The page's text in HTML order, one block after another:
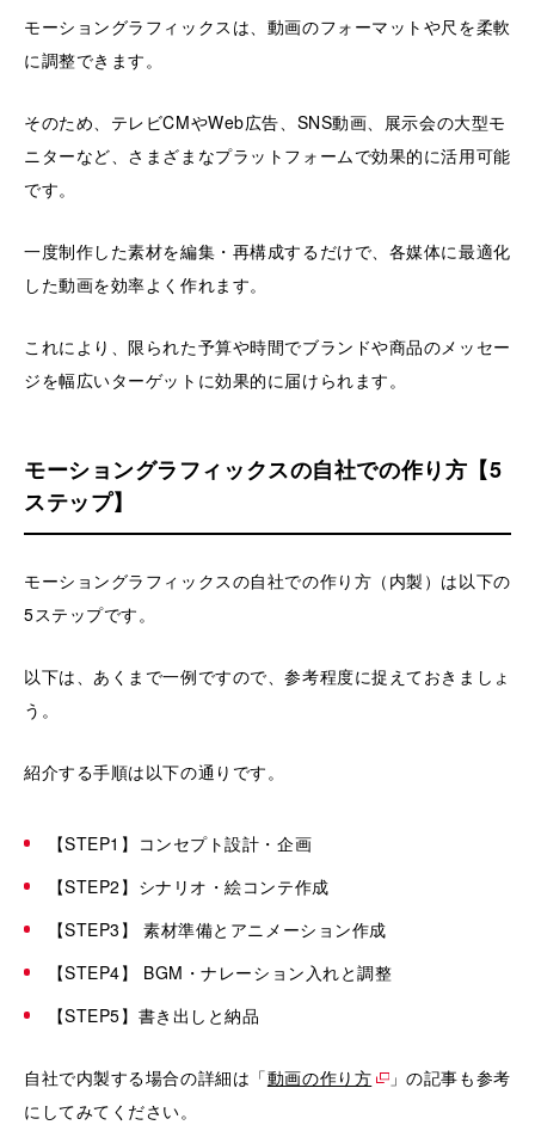
モーショングラフィックスは、動画のフォーマットや尺を柔軟
に調整できます。
そのため、テレビCMやWeb広告、SNS動画、展示会の大型モ
ニターなど、さまざまなプラットフォームで効果的に活用可能
です。
一度制作した素材を編集・再構成するだけで、各媒体に最適化
した動画を効率よく作れます。
これにより、限られた予算や時間でブランドや商品のメッセー
ジを幅広いターゲットに効果的に届けられます。
モーショングラフィックスの自社での作り方【5
ステップ】
モーショングラフィックスの自社での作り方（内製）は以下の
5ステップです。
以下は、あくまで一例ですので、参考程度に捉えておきましょ
う。
紹介する手順は以下の通りです。
【STEP1】コンセプト設計・企画
【STEP2】シナリオ・絵コンテ作成
【STEP3】 素材準備とアニメーション作成
【STEP4】 BGM・ナレーション入れと調整
【STEP5】書き出しと納品
自社で内製する場合の詳細は「動画の作り方
」の記事も参考
にしてみてください。